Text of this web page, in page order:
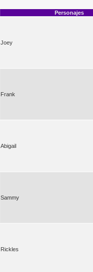
Personajes
Joey
Frank
Abigail
Sammy
Rickles